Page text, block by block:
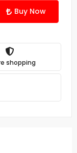
Buy Now
shopping